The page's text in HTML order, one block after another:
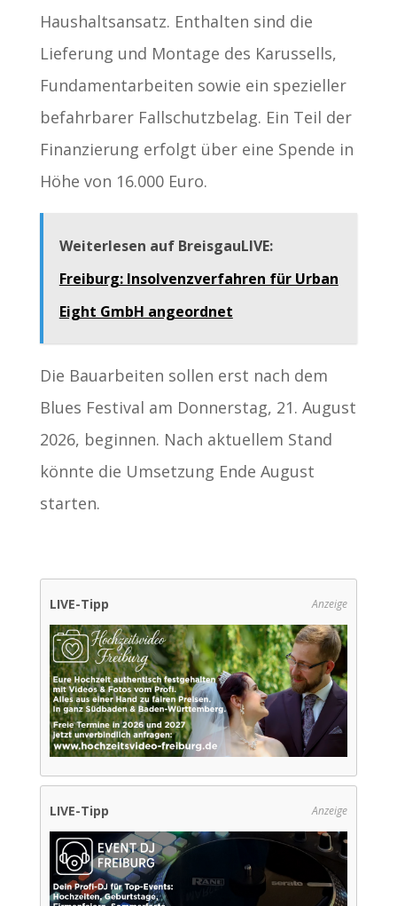
Haushaltsansatz. Enthalten sind die
Lieferung und Montage des Karussells,
Fundamentarbeiten sowie ein spezieller
befahrbarer Fallschutzbelag. Ein Teil der
Finanzierung erfolgt über eine Spende in
Höhe von 16.000 Euro.
Weiterlesen auf BreisgauLIVE:
Freiburg: Insolvenzverfahren für Urban
Eight GmbH angeordnet
Die Bauarbeiten sollen erst nach dem
Blues Festival am Donnerstag, 21. August
2026, beginnen. Nach aktuellem Stand
könnte die Umsetzung Ende August
starten.
LIVE-Tipp Anzeige
LIVE-Tipp Anzeige